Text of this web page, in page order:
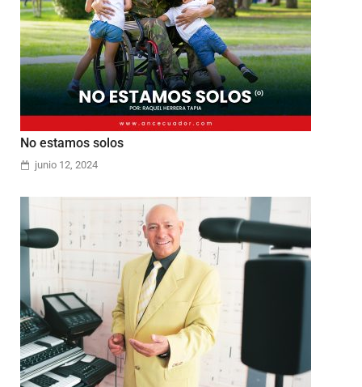
No estamos solos
junio 12, 2024